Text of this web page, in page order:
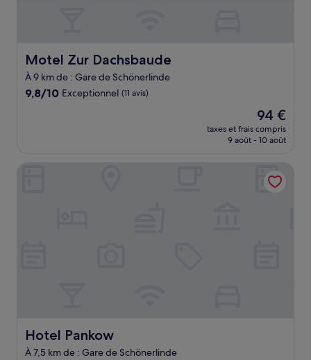
Motel Zur Dachsbaude
Motel Zur Dachsbaude
À 9 km de : Gare de Schönerlinde
9.8
9,8/10 Exceptionnel (11 avis)
Le
nouveau
prix
de
94 €
94 €
taxes et frais compris
9 août - 10 août
Hotel Pankow
Hotel Pankow
À 7,5 km de : Gare de Schönerlinde